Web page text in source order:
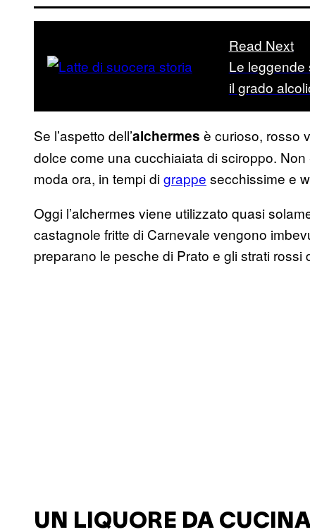
Read Next
Le leggende
il grado
Se l’aspetto dell’alchermes è curioso, rosso
dolce come una cucchiaiata di sciroppo.
moda ora, in tempi digrappe secchissime e
Oggi l’alchermes viene utilizzato quasi
castagnole fritte di Carnevale vengono
preparano le pesche di Prato e gli strati rossi
UN LIQUORE DA